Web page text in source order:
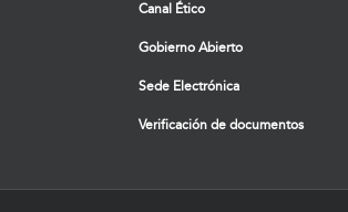
Canal Ético
Gobierno Abierto
Sede Electrónica
Verificación de documentos